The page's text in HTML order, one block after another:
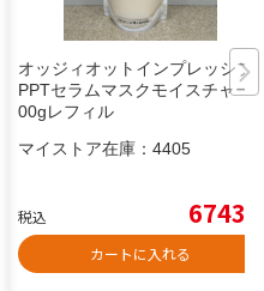
オッジィオットインプレッシブ
PPTセラムマスクモイスチャー7
00gレフィル
マイストア在庫： 4405
税込 6743
カートに入れる